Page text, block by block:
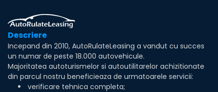
Descriere
Incepand din 2010, AutoRulateLeasing a vandut cu succes
un numar de peste 18.000 autovehicule.
Majoritatea autoturismelor si autoutilitarelor achizitionate
din parcul nostru beneficieaza de urmatoarele servicii:
verificare tehnica completa;